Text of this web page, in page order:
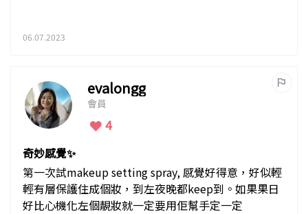
06.07.2023
evalongg
會員
4
奇妙感覺✨
第一次試makeup setting spray, 感覺好得意，好似輕
輕有層保護住成個妝，到左夜晚都keep到。如果果日
好比心機化左個靚妝就一定要用佢幫手定一定